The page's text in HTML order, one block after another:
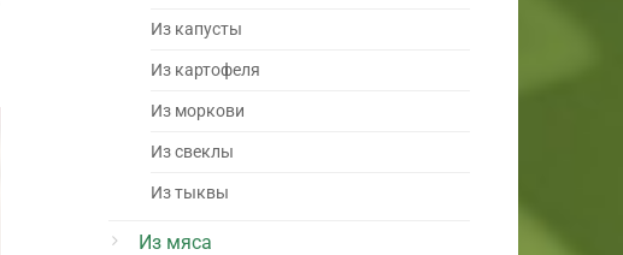
Из капусты
Из картофеля
Из моркови
Из свеклы
Из тыквы
Из мяса